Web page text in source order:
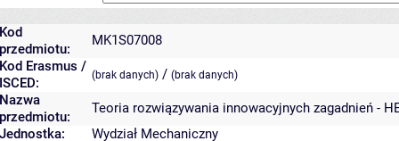
Kod
przedmiotu:
MK1S07008
Kod Erasmus /
ISCED:
(brak danych) / (brak danych)
Nazwa
przedmiotu:
Teoria rozwiązywania innowacyjnych zagadnień -
Jednostka:
Wydział Mechaniczny